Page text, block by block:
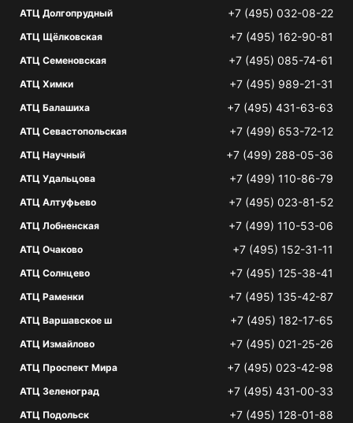
АТЦ Долгопрудный +7 (495) 032-08-22
АТЦ Щёлковская +7 (495) 162-90-81
АТЦ Семеновская +7 (495) 085-74-61
АТЦ Химки +7 (495) 989-21-31
АТЦ Балашиха +7 (495) 431-63-63
АТЦ Севастопольская +7 (499) 653-72-12
АТЦ Научный +7 (499) 288-05-36
АТЦ Удальцова +7 (499) 110-86-79
АТЦ Алтуфьево +7 (495) 023-81-52
АТЦ Лобненская +7 (499) 110-53-06
АТЦ Очаково +7 (495) 152-31-11
АТЦ Солнцево +7 (495) 125-38-41
АТЦ Раменки +7 (495) 135-42-87
АТЦ Варшавское ш +7 (495) 182-17-65
АТЦ Измайлово +7 (495) 021-25-26
АТЦ Проспект Мира +7 (495) 023-42-98
АТЦ Зеленоград +7 (495) 431-00-33
АТЦ Подольск +7 (495) 128-01-88